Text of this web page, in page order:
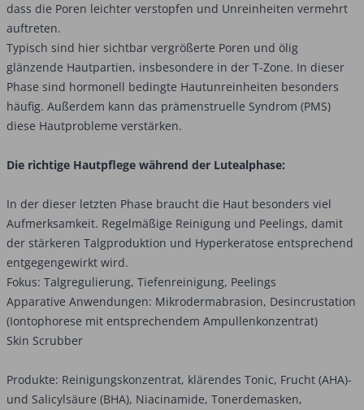
dass die Poren leichter verstopfen und Unreinheiten vermehrt
auftreten.
Typisch sind hier sichtbar vergrößerte Poren und ölig
glänzende Hautpartien, insbesondere in der T-Zone. In dieser
Phase sind hormonell bedingte Hautunreinheiten besonders
häufig. Außerdem kann das prämenstruelle Syndrom (PMS)
diese Hautprobleme verstärken.
Die richtige Hautpflege während der Lutealphase:
In der dieser letzten Phase braucht die Haut besonders viel
Aufmerksamkeit. Regelmäßige Reinigung und Peelings, damit
der stärkeren Talgproduktion und Hyperkeratose entsprechend
entgegengewirkt wird.
Fokus: Talgregulierung, Tiefenreinigung, Peelings
Apparative Anwendungen: Mikrodermabrasion, Desincrustation
(Iontophorese mit entsprechendem Ampullenkonzentrat)
Skin Scrubber
Produkte: Reinigungskonzentrat, klärendes Tonic, Frucht (AHA)-
und Salicylsäure (BHA), Niacinamide, Tonerdemasken,